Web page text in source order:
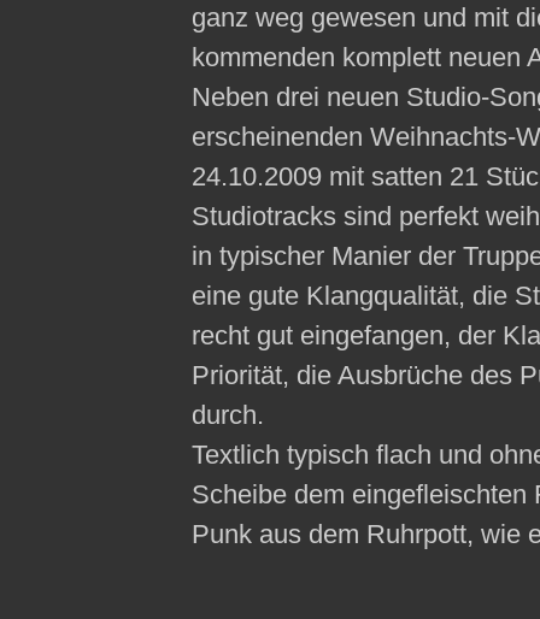
ganz weg gewesen und mit
kommenden komplett neuen
Neben drei neuen Studio-
erscheinenden Weihnachts-
24.10.2009 mit satten 21
Studiotracks sind perfekt
in typischer Manier der
eine gute Klangqualität, die
recht gut eingefangen, der
Priorität, die Ausbrüche des
durch.
Textlich typisch flach und
Scheibe dem eingefleischten
Punk aus dem Ruhrpott, wie